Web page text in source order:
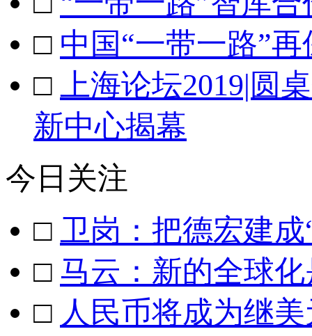
□ 中国“一带一路”
□
上海论坛2019|圆
新中心揭幕
今日关注
□ 卫岗：把德宏建
□ 马云：新的全球
□ 人民币将成为继